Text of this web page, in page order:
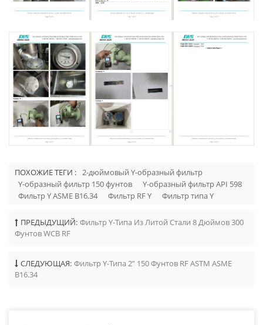
ПОХОЖИЕ ТЕГИ : 2-дюймовый Y-образный фильтр
Y-образный фильтр 150 фунтов
Y-образный фильтр API 598
Фильтр Y ASME B16.34
Фильтр RF Y Фильтр типа Y
ПРЕДЫДУЩИЙ: Фильтр Y-Типа Из Литой Стали 8 Дюймов 300
Фунтов WCB RF
СЛЕДУЮЩАЯ: Фильтр Y-Типа 2” 150 Фунтов RF ASTM ASME
B16.34